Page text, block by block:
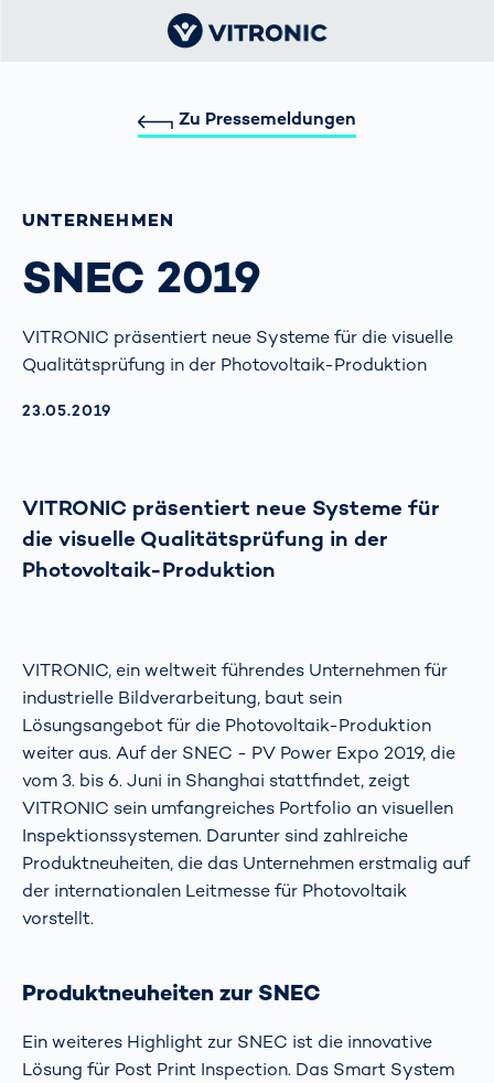
Zu Pressemeldungen
UNTERNEHMEN
SNEC 2019
VITRONIC präsentiert neue Systeme für die visuelle
Qualitätsprüfung in der Photovoltaik-Produktion
AKTUALISIERT AM:
23.05.2019
VITRONIC präsentiert neue Systeme für
die visuelle Qualitätsprüfung in der
Photovoltaik-Produktion
VITRONIC, ein weltweit führendes Unternehmen für
industrielle Bildverarbeitung, baut sein
Lösungsangebot für die Photovoltaik-Produktion
weiter aus. Auf der SNEC - PV Power Expo 2019, die
vom 3. bis 6. Juni in Shanghai stattfindet, zeigt
VITRONIC sein umfangreiches Portfolio an visuellen
Inspektionssystemen. Darunter sind zahlreiche
Produktneuheiten, die das Unternehmen erstmalig auf
der internationalen Leitmesse für Photovoltaik
vorstellt.
Produktneuheiten zur SNEC
Ein weiteres Highlight zur SNEC ist die innovative
Lösung für Post Print Inspection. Das Smart System